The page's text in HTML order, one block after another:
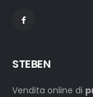
STEBEN
Vendita online di